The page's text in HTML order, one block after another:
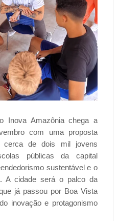
Inova Amazônia chega a
com uma proposta
cerca de dois mil jovens
públicas da capital
sustentável e o
A cidade será o palco da
já passou por Boa Vista
inovação e protagonismo